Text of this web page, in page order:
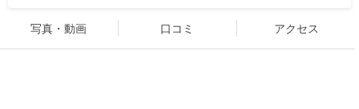
写真・動画 口コミ アクセス